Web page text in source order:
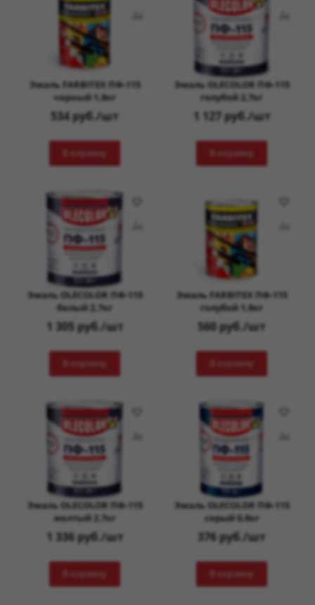
Эмаль FARBITEX ПФ-115
черный 1,8кг
534руб./шт
В корзину
Эмаль OLECOLOR ПФ-115
голубой 2,7кг
1 127руб./шт
В корзину
Эмаль OLECOLOR ПФ-115
белый 2,7кг
1 305 руб./шт
В корзину
Эмаль FARBITEX ПФ-115
голубой 1,8кг
560руб./шт
В корзину
Эмаль OLECOLOR ПФ-115
желтый 2,7кг
1 336руб./шт
В корзину
Эмаль OLECOLOR ПФ-115
серый 0,8кг
376руб./шт
В корзину